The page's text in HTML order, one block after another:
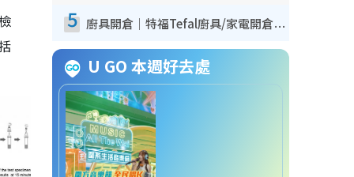
5 廚具開倉｜特福Tefal廚具/家電開倉低至3折！$220起買平底鍋/炒鑊/湯煲！電飯煲/吸塵機/燙斗$418起
U GO 本週好去處